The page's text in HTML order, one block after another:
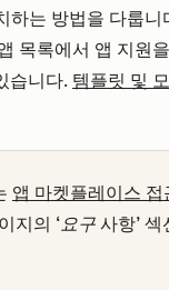
는 방법을 다룹니
목록에서 앱 지원
습니다. 템플릿 및
앱 마켓플레이스 접
지의 ‘요구 사항’ 섹